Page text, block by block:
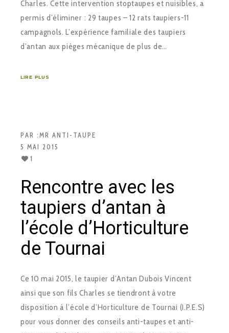
Charles. Cette intervention stoptaupes et nuisibles, a
permis d’éliminer : 29 taupes – 12 rats taupiers-11
campagnols. L’expérience familiale des taupiers
d’antan aux pièges mécanique de plus de…
LIRE PLUS
PAR :MR ANTI-TAUPE
5 MAI 2015
1
Rencontre avec les
taupiers d’antan à
l’école d’Horticulture
de Tournai
Ce 10 mai 2015, le taupier d’Antan Dubois Vincent
ainsi que son fils Charles se tiendront à votre
disposition à l’école d’Horticulture de Tournai (I.P.E.S)
pour vous donner des conseils anti-taupes et anti-